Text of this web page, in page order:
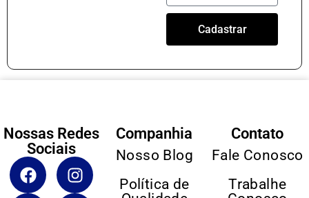
Cadastrar
Nossas Redes
Sociais
Companhia
Nosso Blog
Política de
Contato
Fale Conosco
Trabalhe